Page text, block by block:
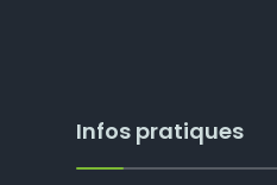
Infos pratiques